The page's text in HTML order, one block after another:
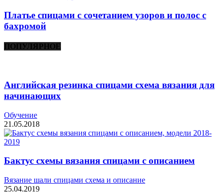
Платье спицами с сочетанием узоров и полос с
бахромой
ПОПУЛЯРНОЕ
Английская резинка спицами схема вязания для
начинающих
Обучение
21.05.2018
Бактус схемы вязания спицами с описанием
Вязание шали спицами схема и описание
25.04.2019